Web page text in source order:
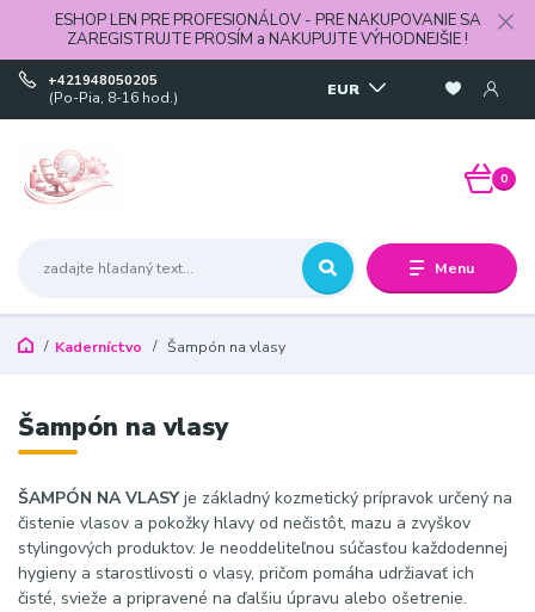
ESHOP LEN PRE PROFESIONÁLOV - PRE NAKUPOVANIE SA
ZAREGISTRUJTE PROSÍM a NAKUPUJTE VÝHODNEJŠIE !
Menu
EUR
+421948050205
(Po-Pia, 8-16 hod.)
0
Kaderníctvo Šampón na vlasy
Šampón na vlasy
ŠAMPÓN NA VLASYje základný kozmetický prípravok určený na
čistenie vlasov a pokožky hlavy od nečistôt, mazu a zvyškov
stylingových produktov. Je neoddeliteľnou súčasťou každodennej
hygieny a starostlivosti o vlasy, pričom pomáha udržiavať ich
čisté, svieže a pripravené na ďalšiu úpravu alebo ošetrenie.